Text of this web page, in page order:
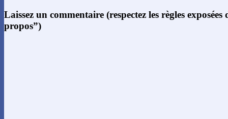
Laissez un commentaire (respectez les règles
propos”)